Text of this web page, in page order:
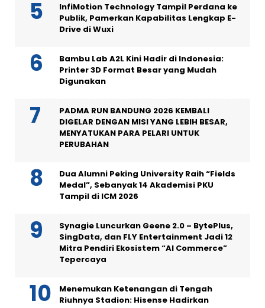
InfiMotion Technology Tampil Perdana ke
Publik, Pamerkan Kapabilitas Lengkap E-
Drive di Wuxi
Bambu Lab A2L Kini Hadir di Indonesia:
Printer 3D Format Besar yang Mudah
Digunakan
PADMA RUN BANDUNG 2026 KEMBALI
DIGELAR DENGAN MISI YANG LEBIH BESAR,
MENYATUKAN PARA PELARI UNTUK
PERUBAHAN
Dua Alumni Peking University Raih “Fields
Medal”, Sebanyak 14 Akademisi PKU
Tampil di ICM 2026
Synagie Luncurkan Geene 2.0 – BytePlus,
SingData, dan FLY Entertainment Jadi 12
Mitra Pendiri Ekosistem “AI Commerce”
Tepercaya
Menemukan Ketenangan di Tengah
Riuhnya Stadion: Hisense Hadirkan